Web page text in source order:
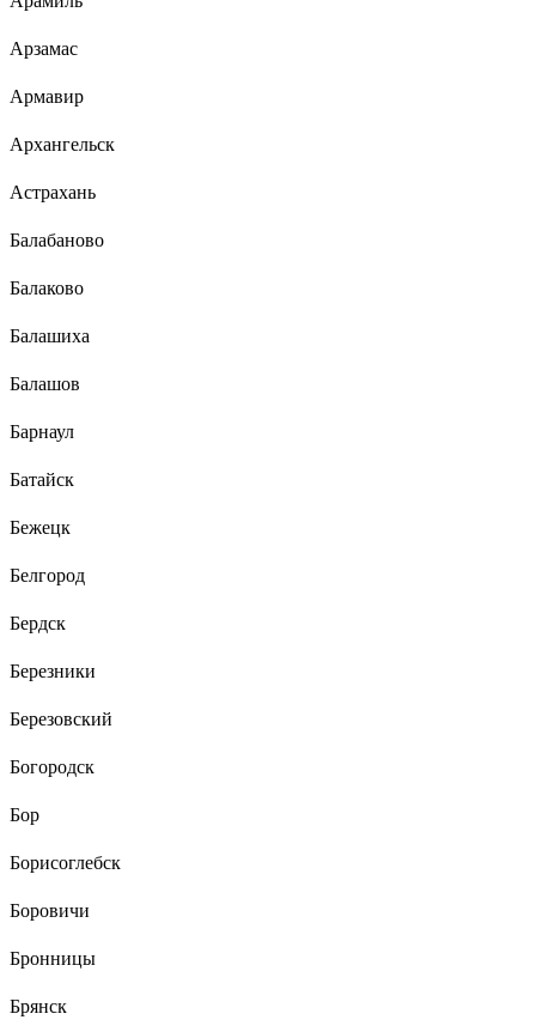
Арзамас
Армавир
Архангельск
Астрахань
Балабаново
Балаково
Балашиха
Балашов
Барнаул
Батайск
Бежецк
Белгород
Бердск
Березники
Березовский
Богородск
Бор
Борисоглебск
Боровичи
Бронницы
Брянск